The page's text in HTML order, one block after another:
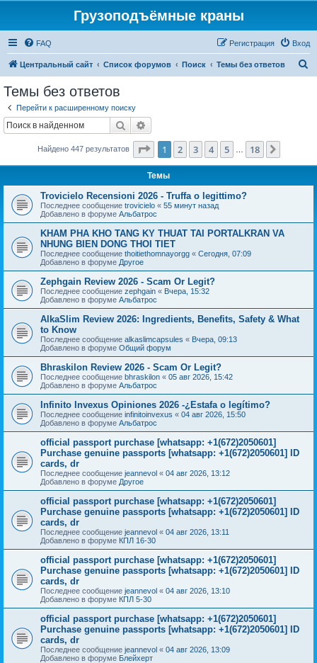
Грузоподъёмные краны
FAQ Вход
Регистрация
Центральный сайт Список форумов Поиск Темы без ответов
Темы без ответов
Перейти к расширенному поиску
Поиск
Найдено 447 результатов Страница из 18
1 2 3 4 5 18
Темы
Trovicielo Recensioni 2026 - Truffa o legittimo?
Последнее сообщение trovicielo « 55 минут назад
Добавлено в форуме Альбатрос
KHAM PHA KHO TANG KY THUAT TAI PORTALKRAN VA
NHUNG BIEN DONG THOI TIET
Последнее сообщение thoitiethomnayorgg « Сегодня, 07:09
Добавлено в форуме Другое
Zephgain Review 2026 - Scam Or Legit?
Последнее сообщение zephgain « Вчера, 15:32
Добавлено в форуме Альбатрос
AlkaSlim Review 2026: Ingredients, Benefits, Safety & What
to Know
Последнее сообщение alkaslimcapsules « Вчера, 09:13
Добавлено в форуме Общий форум
Bhraskilon Review 2026 - Scam Or Legit?
Последнее сообщение bhraskilon « 05 авг 2026, 15:42
Добавлено в форуме Альбатрос
Infinito Invexus Opiniones 2026 -¿Estafa o legítimo?
Последнее сообщение infinitoinvexus « 04 авг 2026, 15:50
Добавлено в форуме Альбатрос
official passport purchase [whatsapp: +1(672)2050601]
Purchase genuine passports [whatsapp: +1(672)2050601] ID
cards, dr
Последнее сообщение jeannevol « 04 авг 2026, 13:12
Добавлено в форуме Другое
official passport purchase [whatsapp: +1(672)2050601]
Purchase genuine passports [whatsapp: +1(672)2050601] ID
cards, dr
Последнее сообщение jeannevol « 04 авг 2026, 13:11
Добавлено в форуме КПЛ 16-30
official passport purchase [whatsapp: +1(672)2050601]
Purchase genuine passports [whatsapp: +1(672)2050601] ID
cards, dr
Последнее сообщение jeannevol « 04 авг 2026, 13:10
Добавлено в форуме КПЛ 5-30
official passport purchase [whatsapp: +1(672)2050601]
Purchase genuine passports [whatsapp: +1(672)2050601] ID
cards, dr
Последнее сообщение jeannevol « 04 авг 2026, 13:09
Добавлено в форуме Блейхерт